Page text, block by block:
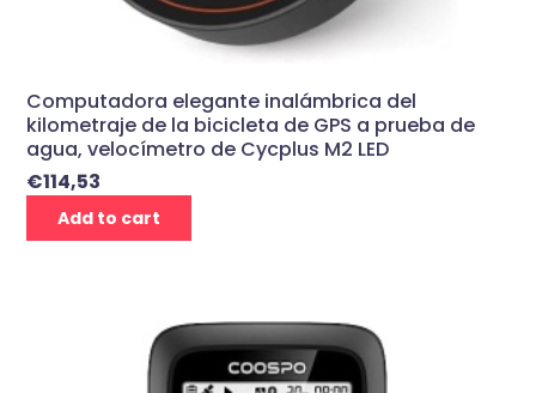
Computadora elegante inalámbrica del
kilometraje de la bicicleta de GPS a prueba de
agua, velocímetro de Cycplus M2 LED
€114,53
Add to cart